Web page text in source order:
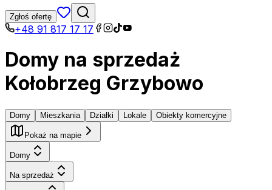
Zgłoś ofertę
+48 91 817 17 17
Domy na sprzedaż
Kołobrzeg Grzybowo
Domy Mieszkania Działki Lokale Obiekty komercyjne
Pokaż na mapie
Domy
Na sprzedaż